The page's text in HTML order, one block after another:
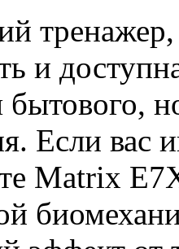
и
бытового,
Если вас
Matrix